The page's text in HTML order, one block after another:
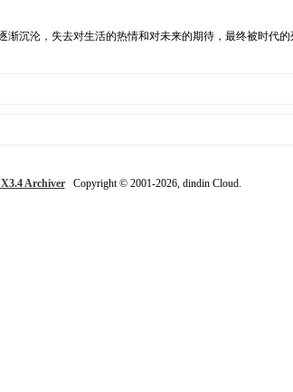
沉沦，失去对生活的热情和对未来的期待，最终被时代
ArchiverCopyright © 2001-2026, dindin Cloud.